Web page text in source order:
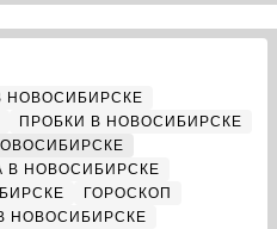
НОВОСИБИРСКЕ
ПРОБКИ В НОВОСИБИРСКЕ
В НОВОСИБИРСКЕ
ГОРОСКОП
НОВОСИБИРСКЕ